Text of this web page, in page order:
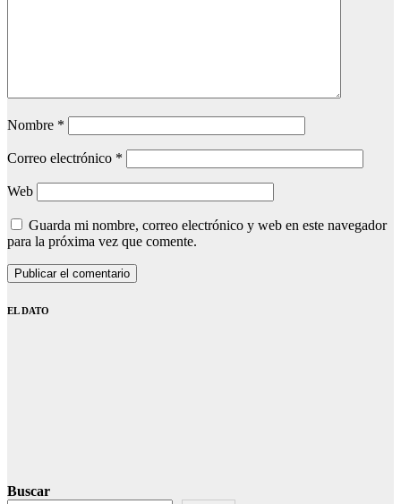
Nombre *
Correo electrónico *
Web
Guarda mi nombre, correo electrónico y web en este navegador
para la próxima vez que comente.
EL DATO
Buscar